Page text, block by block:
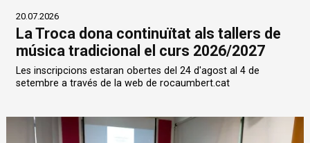
20.07.2026
La Troca dona continuïtat als tallers de
música tradicional el curs 2026/2027
Les inscripcions estaran obertes del 24 d'agost al 4 de
setembre a través de la web de rocaumbert.cat